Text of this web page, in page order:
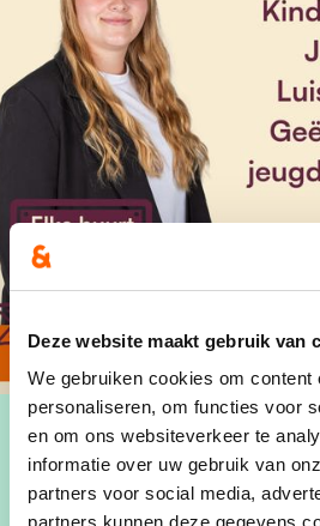
Deze website maakt gebruik van
We gebruiken cookies om content
personaliseren, om functies voor
en om ons websiteverkeer te
informatie over uw gebruik van
partners voor social media,
partners kunnen deze gegevens